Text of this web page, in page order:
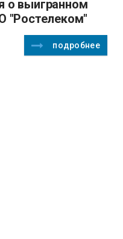
о выигранном
"Ростелеком"
подробнее